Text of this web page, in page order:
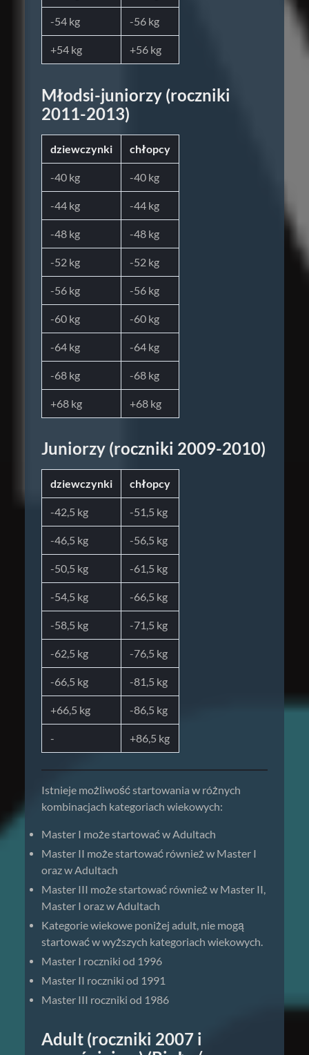
-54 kg -56 kg
+54 kg +56 kg
Młodsi-juniorzy (roczniki
2011-2013)
dziewczynki chłopcy
-40 kg -40 kg
-44 kg -44 kg
-48 kg -48 kg
-52 kg -52 kg
-56 kg -56 kg
-60 kg -60 kg
-64 kg -64 kg
-68 kg -68 kg
+68 kg +68 kg
Juniorzy (roczniki 2009-2010)
dziewczynki chłopcy
-42,5 kg -51,5 kg
-46,5 kg -56,5 kg
-50,5 kg -61,5 kg
-54,5 kg -66,5 kg
-58,5 kg -71,5 kg
-62,5 kg -76,5 kg
-66,5 kg -81,5 kg
+66,5 kg -86,5 kg
- +86,5 kg
Istnieje możliwość startowania w różnych
kombinacjach kategoriach wiekowych:
Master I może startować w Adultach
Master II może startować również w Master I
oraz w Adultach
Master III może startować również w Master II,
Master I oraz w Adultach
Kategorie wiekowe poniżej adult, nie mogą
startować w wyższych kategoriach wiekowych.
Master I roczniki od 1996
Master II roczniki od 1991
Master III roczniki od 1986
Adult (roczniki 2007 i